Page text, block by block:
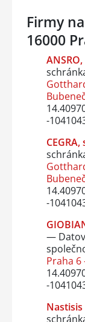
Firmy
16000
Bubeneč
-
CEGRA,
Bubeneč
-
—
Praha 6
-
Nastisis